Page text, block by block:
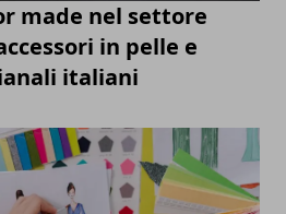
made nel settore
in pelle e
italiani